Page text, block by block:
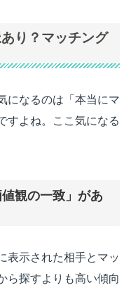
り？マッチング
になるのは「本当にマ
すよね。ここ気になる
観の一致」があ
表示された相手とマッ
ら探すよりも高い傾向